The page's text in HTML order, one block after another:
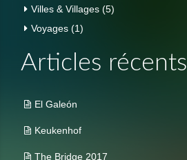
Villes & Villages (5)
Voyages (1)
Articles récents
El Galeón
Keukenhof
The Bridge 2017